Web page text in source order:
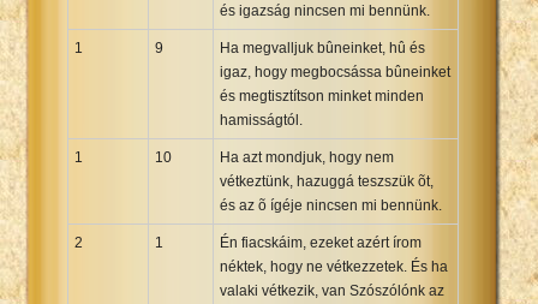
és igazság nincsen mi bennünk.
1 9
Ha megvalljuk bûneinket, hû és
igaz, hogy megbocsássa bûneinket
és megtisztítson minket minden
hamisságtól.
1 10
Ha azt mondjuk, hogy nem
vétkeztünk, hazuggá teszszük õt,
és az õ ígéje nincsen mi bennünk.
2 1
Én fiacskáim, ezeket azért írom
néktek, hogy ne vétkezzetek. És ha
valaki vétkezik, van Szószólónk az